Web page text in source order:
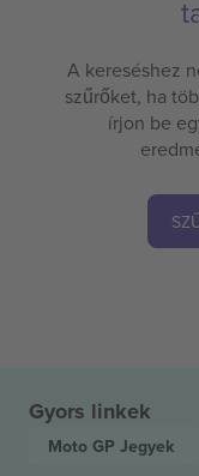
A kereséshez
szűrőket, ha
írjon be
Gyors linkek
Moto GP Jegyek